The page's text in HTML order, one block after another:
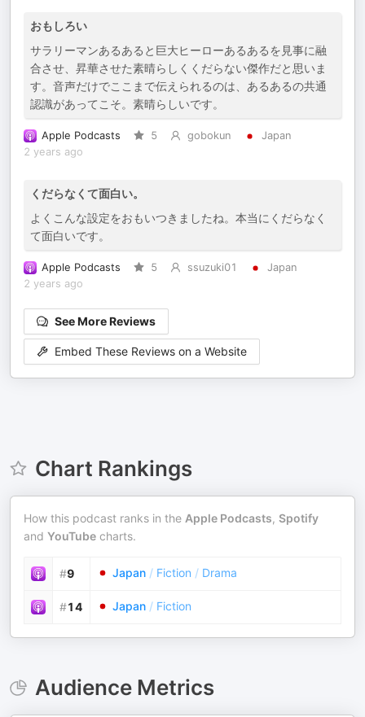
おもしろい
サラリーマンあるあると巨大ヒーローあるあるを見事に融
合させ、昇華させた素晴らしくくだらない傑作だと思いま
す。音声だけでここまで伝えられるのは、あるあるの共通
認識があってこそ。素晴らしいです。
Apple Podcasts 5 gobokun
Japan
2 years ago
くだらなくて面白い。
よくこんな設定をおもいつきましたね。本当にくだらなく
て面白いです。
Apple Podcasts 5 ssuzuki01
Japan
2 years ago
See More Reviews
Embed These Reviews on a Website
Chart Rankings
How this podcast ranks in the Apple Podcasts, Spotify
and YouTube charts.
#9 Japan / Fiction / Drama
#14 Japan / Fiction
Audience Metrics